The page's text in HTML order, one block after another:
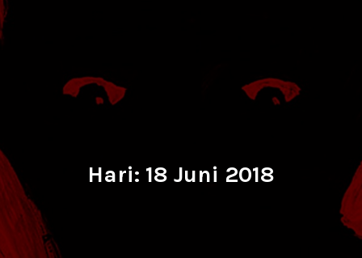
Hari: 18 Juni 2018